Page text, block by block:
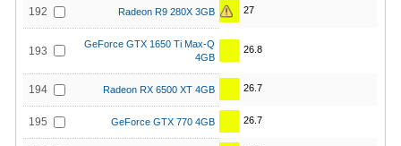
192 Radeon R9 280X 3GB 27
193
GeForce GTX 1650 Ti Max-Q
4GB
26.8
194 Radeon RX 6500 XT 4GB 26.7
195 GeForce GTX 770 4GB 26.7